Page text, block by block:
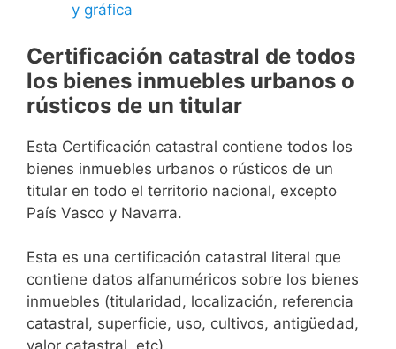
y gráfica
Certificación catastral de todos
los bienes inmuebles urbanos o
rústicos de un titular
Esta Certificación catastral contiene todos los
bienes inmuebles urbanos o rústicos de un
titular en todo el territorio nacional, excepto
País Vasco y Navarra.
Esta es una certificación catastral literal que
contiene datos alfanuméricos sobre los bienes
inmuebles (titularidad, localización, referencia
catastral, superficie, uso, cultivos, antigüedad,